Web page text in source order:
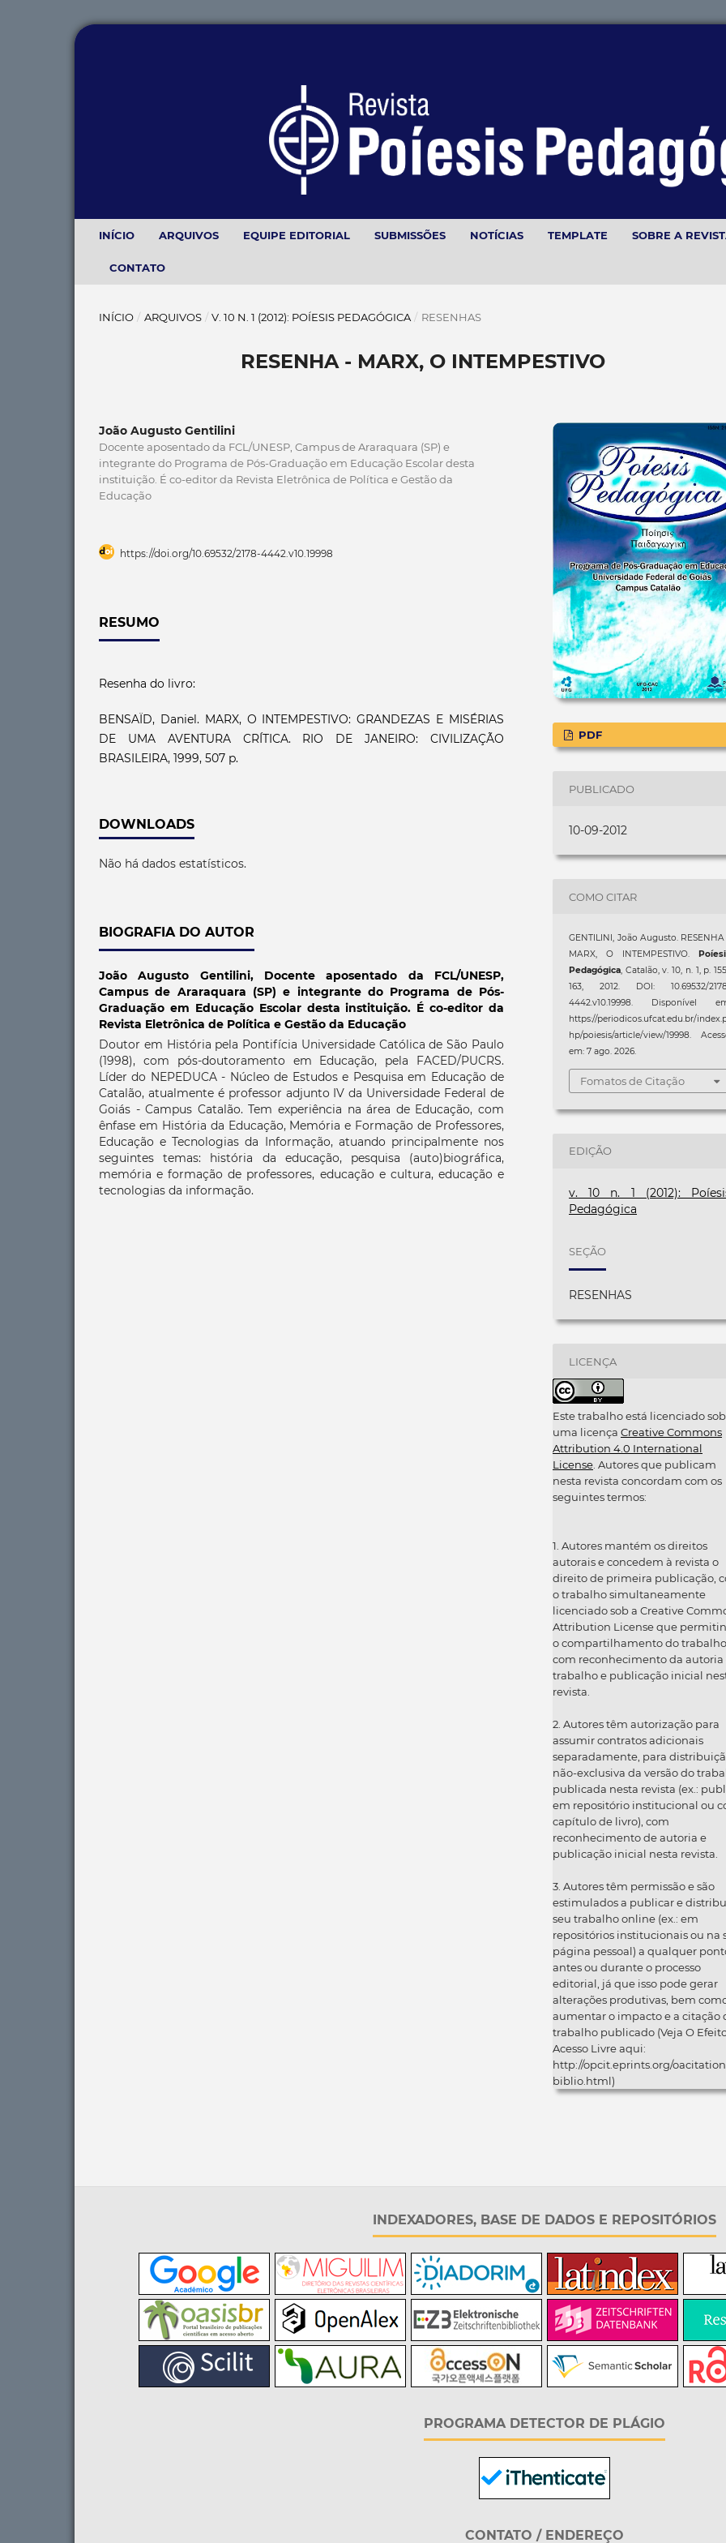
INÍCIO ARQUIVOS EQUIPE EDITORIAL SUBMISSÕES NOTÍCIAS TEMPLATE SOBRE A
CONTATO
INÍCIO / ARQUIVOS / V. 10 N. 1 (2012): POÍESIS PEDAGÓGICA / RESENHAS
RESENHA - MARX, O INTEMPESTIVO
João Augusto Gentilini
Docente aposentado da FCL/UNESP, Campus de Araraquara (SP) e
integrante do Programa de Pós-Graduação em Educação Escolar desta
instituição. É co-editor da Revista Eletrônica de Política e Gestão da
Educação
https://doi.org/10.69532/2178-4442.v10.19998
RESUMO
Resenha do livro:
BENSAÏD, Daniel. MARX, O INTEMPESTIVO: GRANDEZAS E MISÉRIAS
DE UMA AVENTURA CRÍTICA. RIO DE JANEIRO: CIVILIZAÇÃO
BRASILEIRA, 1999, 507 p.
DOWNLOADS
Não há dados estatísticos.
BIOGRAFIA DO AUTOR
João Augusto Gentilini, Docente aposentado da FCL/UNESP,
Campus de Araraquara (SP) e integrante do Programa de Pós-
Graduação em Educação Escolar desta instituição. É co-editor da
Revista Eletrônica de Política e Gestão da Educação
Doutor em História pela Pontifícia Universidade Católica de São Paulo
(1998), com pós-doutoramento em Educação, pela FACED/PUCRS.
Líder do NEPEDUCA - Núcleo de Estudos e Pesquisa em Educação de
Catalão, atualmente é professor adjunto IV da Universidade Federal de
Goiás - Campus Catalão. Tem experiência na área de Educação, com
ênfase em História da Educação, Memória e Formação de Professores,
Educação e Tecnologias da Informação, atuando principalmente nos
seguintes temas: história da educação, pesquisa (auto)biográfica,
memória e formação de professores, educação e cultura, educação e
tecnologias da informação.
PDF
PUBLICADO
10-09-2012
COMO CITAR
GENTILINI, João Augusto.
MARX, O INTEMPESTIVO.
Pedagógica, Catalão, v. 10, n. 1, p.
163, 2012. DOI: 10.69532/
4442.v10.19998. Disponível
https://periodicos.ufcat.edu.br/
hp/poiesis/article/view/19998.
em: 7 ago. 2026.
Fomatos de Citação
EDIÇÃO
v. 10 n. 1 (2012):
Pedagógica
SEÇÃO
RESENHAS
LICENÇA
Este trabalho está licenciado sob
uma licença Creative Commons
Attribution 4.0 International
License . Autores que publicam
nesta revista concordam com os
seguintes termos:
1. Autores mantém os direitos
autorais e concedem à revista o
direito de primeira publicação,
o trabalho simultaneamente
licenciado sob a Creative
Attribution License que
o compartilhamento do trabalho
com reconhecimento da autoria
trabalho e publicação inicial
revista.
2. Autores têm autorização para
assumir contratos adicionais
separadamente, para
não-exclusiva da versão do
publicada nesta revista (ex.:
em repositório institucional ou
capítulo de livro), com
reconhecimento de autoria e
publicação inicial nesta revista.
3. Autores têm permissão e são
estimulados a publicar e
seu trabalho online (ex.: em
repositórios institucionais ou na
página pessoal) a qualquer
antes ou durante o processo
editorial, já que isso pode gerar
alterações produtivas, bem
aumentar o impacto e a citação
trabalho publicado (Veja O
Acesso Livre aqui:
http://opcit.eprints.org/
biblio.html)
INDEXADORES, BASE DE DADOS E REPOSITÓRIOS
PROGRAMA DETECTOR DE PLÁGIO
CONTATO / ENDEREÇO